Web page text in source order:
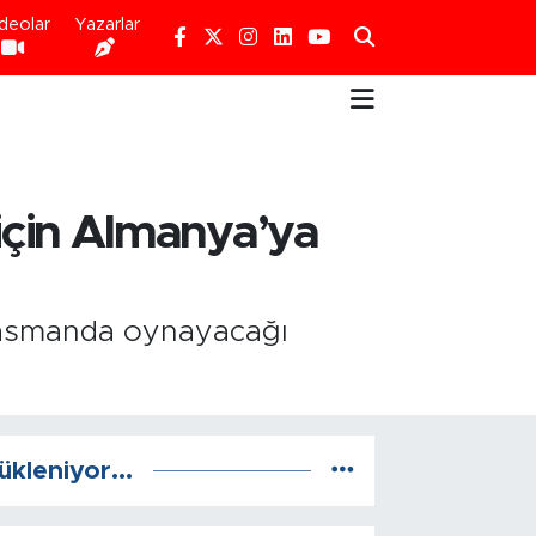
Yazarlar
Almanya’ya
oynayacağı